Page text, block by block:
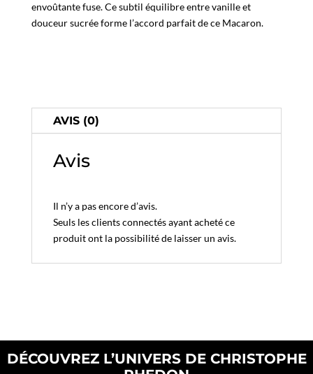
envoûtante fuse. Ce subtil équilibre entre vanille et
douceur sucrée forme l’accord parfait de ce Macaron.
AVIS (0)
Avis
Il n’y a pas encore d’avis.
Seuls les clients connectés ayant acheté ce
produit ont la possibilité de laisser un avis.
DÉCOUVREZ L’UNIVERS DE CHRISTOPHE